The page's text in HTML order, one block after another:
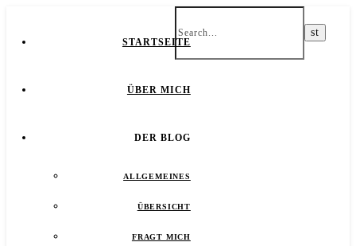
STARTSEITE
ÜBER MICH
DER BLOG
ALLGEMEINES
ÜBERSICHT
FRAGT MICH